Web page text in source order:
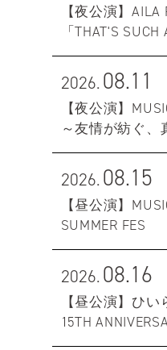
【夜公演】AILA
「THAT'S SUCH
2026.08.11
【夜公演】
～友情が紡ぐ、
2026.08.15
【昼公演】
SUMMER FES
2026.08.16
【昼公演】ひ
15TH